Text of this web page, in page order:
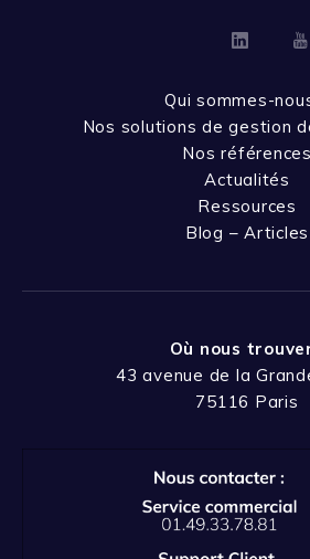
Linkedin
Qui sommes-
Nos solutions de gestion
Nos références
Actualités
Ressources
Blog – Articles
Où nous
43 avenue de la
75116 Paris